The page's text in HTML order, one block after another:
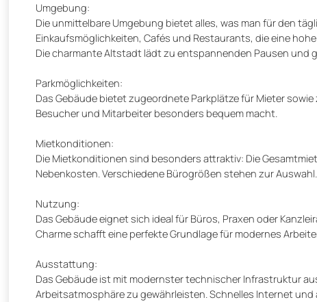
Umgebung:
Die unmittelbare Umgebung bietet alles, was man für den
Einkaufsmöglichkeiten, Cafés und Restaurants, die eine
Die charmante Altstadt lädt zu entspannenden Pausen und
Parkmöglichkeiten:
Das Gebäude bietet zugeordnete Parkplätze für Mieter
Besucher und Mitarbeiter besonders bequem macht.
Mietkonditionen:
Die Mietkonditionen sind besonders attraktiv: Die
Nebenkosten. Verschiedene Bürogrößen stehen zur Auswahl.
Nutzung:
Das Gebäude eignet sich ideal für Büros, Praxen oder
Charme schafft eine perfekte Grundlage für modernes
Ausstattung:
Das Gebäude ist mit modernster technischer Infrastruktur
Arbeitsatmosphäre zu gewährleisten. Schnelles Internet